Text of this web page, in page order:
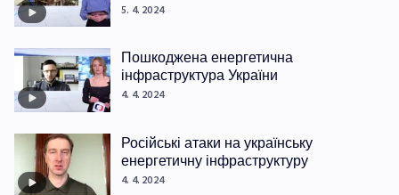
5. 4. 2024
Пошкоджена енергетична
інфраструктура України
4. 4. 2024
Російські атаки на українську
енергетичну інфраструктуру
4. 4. 2024